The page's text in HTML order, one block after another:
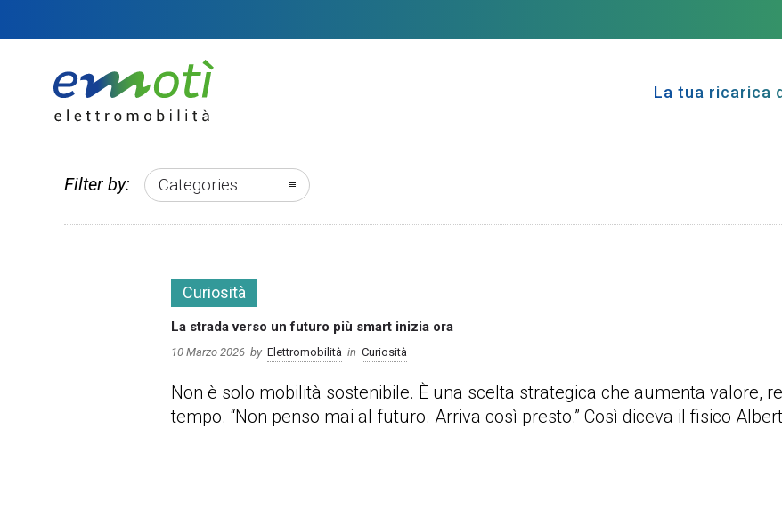
La tua ricarica
Filter by: Categories
Curiosità
La strada verso un futuro più smart inizia ora
10 Marzo 2026 by Elettromobilità in Curiosità
Non è solo mobilità sostenibile. È una scelta strategica che aumenta valore,
tempo. “Non penso mai al futuro. Arriva così presto.” Così diceva il fisico Albert